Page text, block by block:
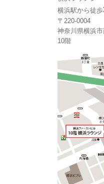
横浜駅から徒歩
〒220-0004
神奈川県横浜
10階